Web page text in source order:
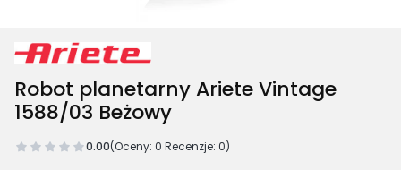
Robot planetarny Ariete Vintage
1588/03 Beżowy
0.00(Oceny: 0 Recenzje: 0)